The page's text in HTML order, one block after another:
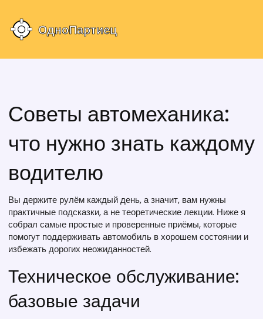
Советы автомеханика:
что нужно знать каждому
водителю
Вы держите рулём каждый день, а значит, вам нужны
практичные подсказки, а не теоретические лекции. Ниже я
собрал самые простые и проверенные приёмы, которые
помогут поддерживать автомобиль в хорошем состоянии и
избежать дорогих неожиданностей.
Техническое обслуживание:
базовые задачи